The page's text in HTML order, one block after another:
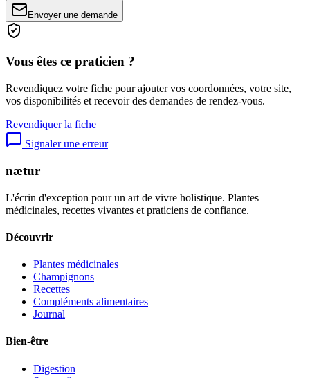
Envoyer une demande
Vous êtes ce praticien ?
Revendiquez votre fiche pour ajouter vos coordonnées, votre site,
vos disponibilités et recevoir des demandes de rendez-vous.
Revendiquer la fiche
Signaler une erreur
nætur
L'écrin d'exception pour un art de vivre holistique. Plantes
médicinales, recettes vivantes et praticiens de confiance.
Découvrir
Plantes médicinales
Champignons
Recettes
Compléments alimentaires
Journal
Bien-être
Digestion